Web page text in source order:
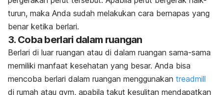
turun, maka Anda sudah melakukan cara bernapas yang
benar ketika berlari.
3. Coba berlari dalam ruangan
Berlari di luar ruangan atau di dalam ruangan sama-sama
memiliki manfaat kesehatan yang besar. Anda bisa
mencoba berlari dalam ruangan menggunakan treadmill
di rumah atau gym, apabila takut kesulitan mendapatkan